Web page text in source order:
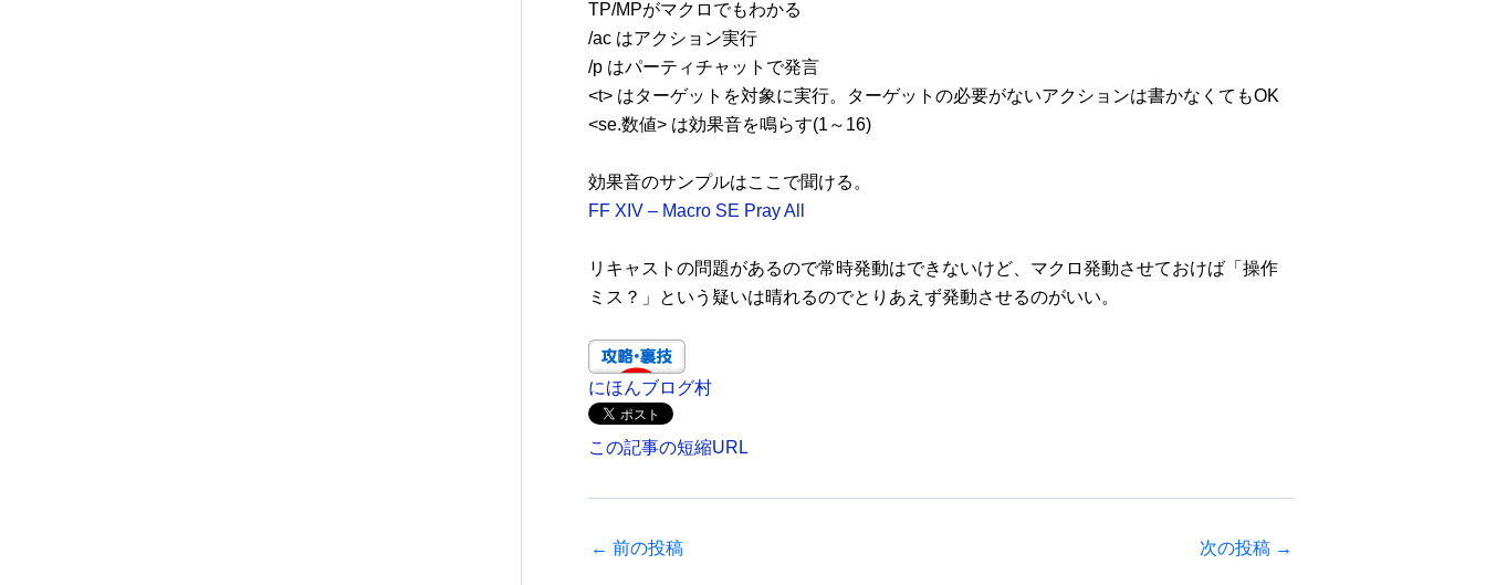
TP/MPがマクロでもわかる
/ac はアクション実行
/p はパーティチャットで発言
<t> はターゲットを対象に実行。ターゲットの必要がないアクションは書かなくてもOK
<se.数値> は効果音を鳴らす(1～16)
効果音のサンプルはここで聞ける。
FF XIV – Macro SE Pray All
リキャストの問題があるので常時発動はできないけど、マクロ発動させておけば「操作
ミス？」という疑いは晴れるのでとりあえず発動させるのがいい。
にほんブログ村
この記事の短縮URL
← 前の投稿 次の投稿 →